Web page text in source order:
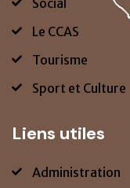
Le CCAS
Tourisme
Sport et Culture
Liens utiles
Administration